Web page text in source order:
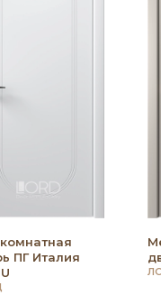
ПГ Италия